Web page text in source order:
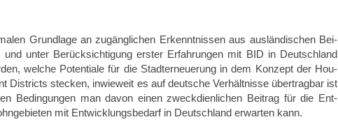
Grund­la­ge an zu­gäng­li­chen Er­kennt­nis­sen aus aus­län­di­schen Bei­
unter Be­rück­sich­ti­gung ers­ter Er­fah­run­gen mit BID in Deutsch­land
wel­che Po­ten­tia­le für die Stadt­er­neue­rung in dem Kon­zept der Hou­
Dis­tricts ste­cken, in­wie­weit es auf deut­sche Ver­hält­nis­se über­trag­bar ist
Be­din­gun­gen man davon einen zweck­dien­li­chen Bei­trag für die Ent­
mit Ent­wick­lungs­be­darf in Deutsch­land er­war­ten kann.